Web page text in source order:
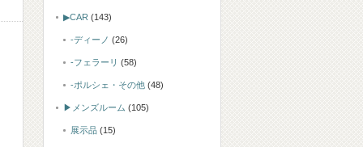
▶CAR (143)
-ディーノ (26)
-フェラーリ (58)
-ポルシェ・その他 (48)
▶メンズルーム (105)
展示品 (15)